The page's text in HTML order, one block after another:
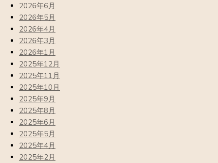
2026年6月
2026年5月
2026年4月
2026年3月
2026年1月
2025年12月
2025年11月
2025年10月
2025年9月
2025年8月
2025年6月
2025年5月
2025年4月
2025年2月